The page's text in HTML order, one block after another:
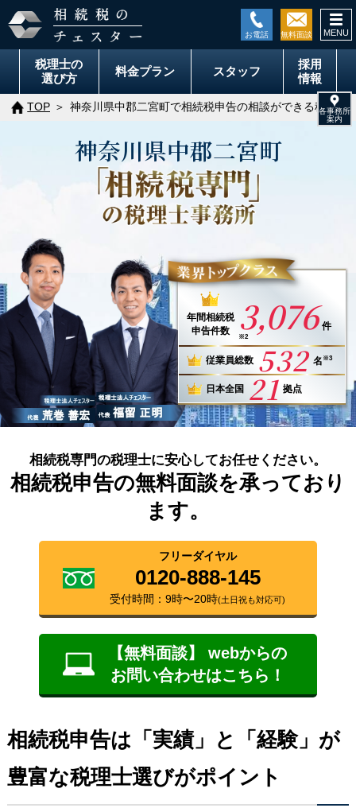
税理士の
選び方
料金プラン スタッフ
採用
情報
TOP 神奈川県中郡二宮町で相続税申告の相談ができる税理士
神奈川県中郡二宮町
年間相続税
申告件数
3,076 件
※2
従業員総数 532 名 ※3
日本全国 21 拠点
相続税専門の税理士に安心してお任せください。
相続税申告の無料面談を承っており
ます。
フリーダイヤル
0120-888-145
受付時間：9時〜20時(土日祝も対応可)
【無料面談】 webからの
お問い合わせはこちら！
相続税申告は「実績」と「経験」が
豊富な税理士選びがポイント